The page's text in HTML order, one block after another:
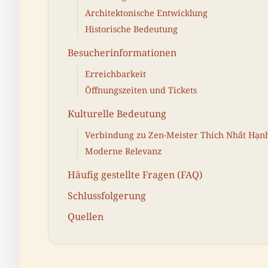
Architektonische Entwicklung
Historische Bedeutung
Besucherinformationen
Erreichbarkeit
Öffnungszeiten und Tickets
Kulturelle Bedeutung
Verbindung zu Zen-Meister Thích Nhất
Moderne Relevanz
Häufig gestellte Fragen (FAQ)
Schlussfolgerung
Quellen